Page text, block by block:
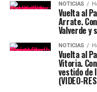
NOTICIAS
Vuelta al
Arrate.
Valverde y
NOTICIAS
Vuelta al
Vitoria.
vestido de
(VIDEO-